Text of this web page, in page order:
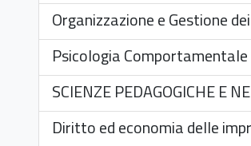
Organizzazione e Gestione
Psicologia
SCIENZE PEDAGOGICHE E
Diritto ed economia delle